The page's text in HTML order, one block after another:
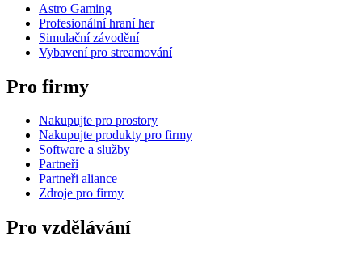
Astro Gaming
Profesionální hraní her
Simulační závodění
Vybavení pro streamování
Pro firmy
Nakupujte pro prostory
Nakupujte produkty pro firmy
Software a služby
Partneři
Partneři aliance
Zdroje pro firmy
Pro vzdělávání